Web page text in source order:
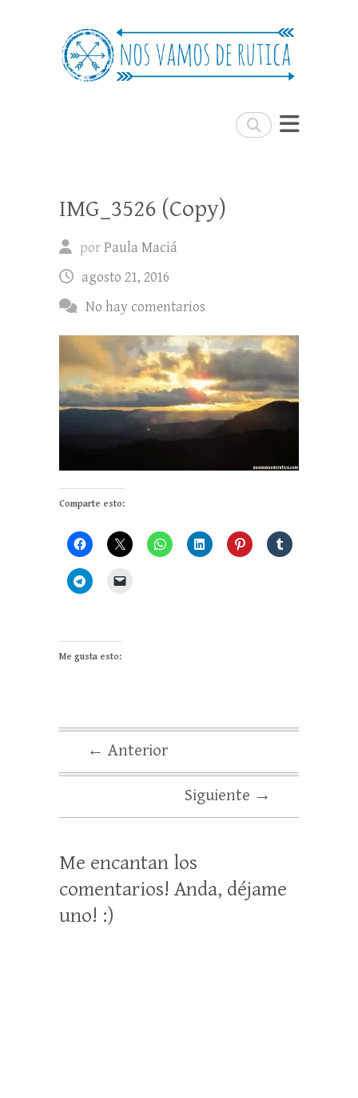
Buscar
Nos Vamos de Rutica
IMG_3526 (Copy)
porPaula Maciá
agosto 21, 2016
No hay comentarios
Comparte esto:
Me gusta esto:
← Anterior
Siguiente →
Me encantan los
comentarios! Anda, déjame
uno! :)